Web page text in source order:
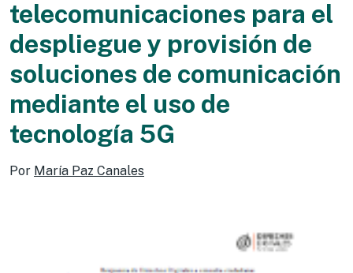
telecomunicaciones para el
despliegue y provisión de
soluciones de comunicación
mediante el uso de
tecnología 5G
Por María Paz Canales